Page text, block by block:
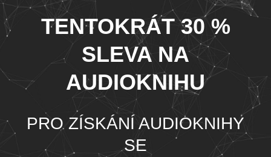
TENTOKRÁT 30 %
SLEVA NA
AUDIOKNIHU
PRO ZÍSKÁNÍ AUDIOKNIHY
SE